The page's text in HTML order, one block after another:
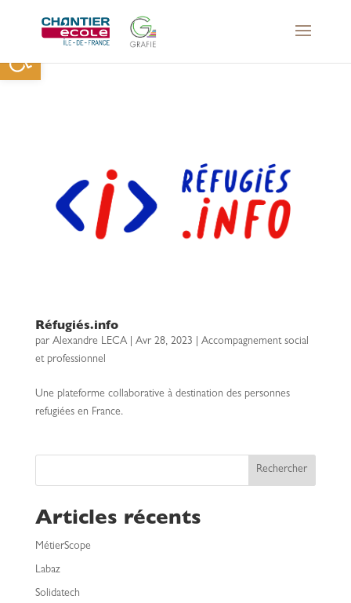
Ouvrir la barre d’outils
Réfugiés.info
par Alexandre LECA| Avr 28, 2023
Accompagnement social
et professionnel
Une plateforme collaborative à destination des personnes
refugiées en France.
Rechercher
Articles récents
MétierScope
Labaz
Solidatech